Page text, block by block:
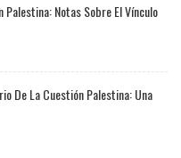
Notas Sobre El Vínculo
De La Cuestión Palestina: Una